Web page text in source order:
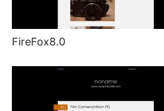
FireFox8.0